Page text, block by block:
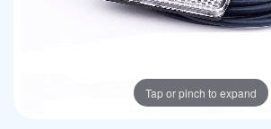
Tap or pinch to expand